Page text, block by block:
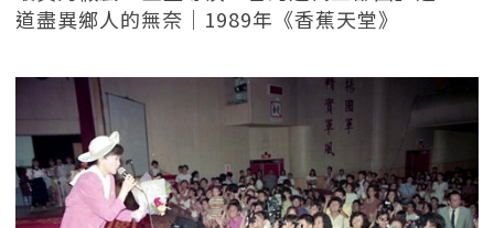
道盡異鄉人的無奈｜1989年《香蕉天堂》